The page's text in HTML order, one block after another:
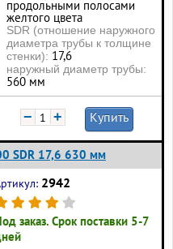
продольными полосами
желтого цвета
SDR (отношение наружного
диаметра трубы к толщине
стенки): 17,6
наружный диаметр трубы:
560 мм
− + Купить
SDR 17,6 630 мм
2942
заказ. Срок поставки 5-7